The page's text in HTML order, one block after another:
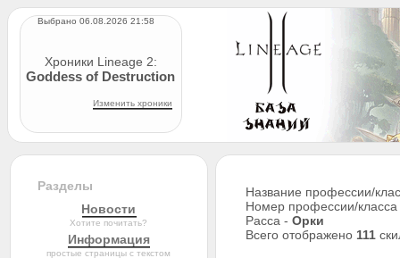
Выбрано 06.08.2026 21:58
Хроники Lineage 2:
Goddess of Destruction
Изменить хроники
Разделы
Новости
Хотите почитать?
Информация
простые страницы с текстом
Название профессии/
Номер профессии/
Расса - Орки
Всего отображено 111